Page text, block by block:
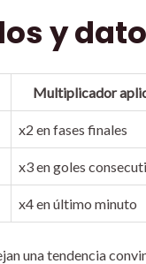
y
Multiplicador
x2 en fases finales
x3 en goles
x4 en último minuto
una tendencia